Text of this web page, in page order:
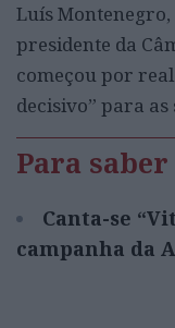
Luís
presidente da
começou por
decisivo” para
Para
Canta-se
campanha da